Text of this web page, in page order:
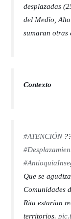
desplazadas
del Medio,
sumaran otras
Contexto
#ATENCIÓN
Que se
Comunidades
Rita estarían
territorios.